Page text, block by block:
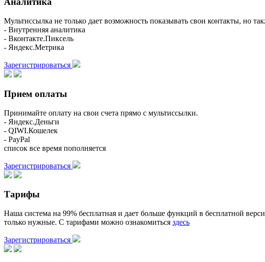
Мультиссылка не только дает возможность показывать свои контакты, но
- Внутренняя аналитика
- Вконтакте.Пиксель
- Яндекс.Метрика
Зарегистрироваться
Прием оплаты
Принимайте оплату на свои счета прямо с мультиссылки.
- Яндекс.Деньги
- QIWI.Кошелек
- PayPal
список все время пополняется
Зарегистрироваться
Тарифы
Наша система на 99% бесплатная и дает больше функций в бесплатной
только нужные. С тарифами можно ознакомиться здесь
Зарегистрироваться